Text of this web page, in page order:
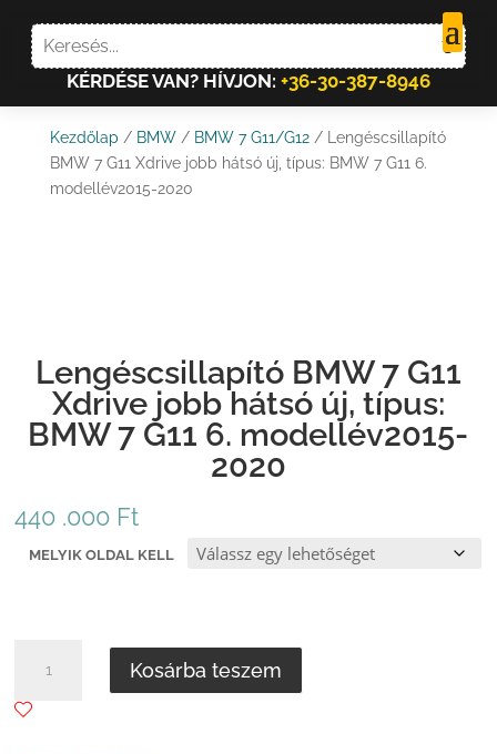
KÉRDÉSE VAN? HÍVJON: +36-30-387-8946
Kezdőlap / BMW/ BMW 7 G11/G12/ Lengéscsillapító
BMW 7 G11 Xdrive jobb hátsó új, típus: BMW 7 G11 6.
modellév2015-2020
Lengéscsillapító BMW 7 G11
Xdrive jobb hátsó új, típus:
BMW 7 G11 6. modellév2015-
2020
440 .000 Ft
MELYIK OLDAL KELL
LENGÉSCSILLAPÍTÓ
BMW
7
Kosárba teszem